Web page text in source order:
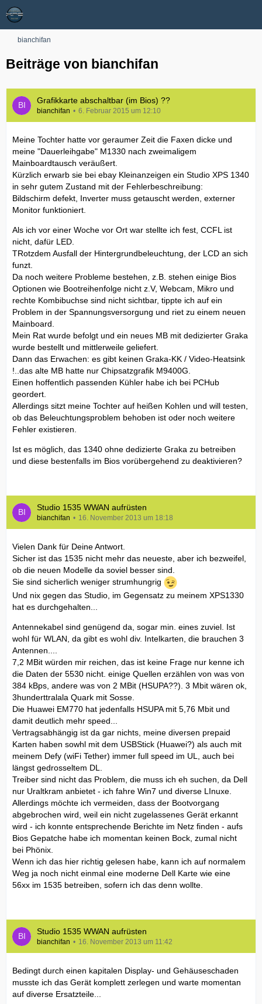
bianchifan
Beiträge von bianchifan
Grafikkarte abschaltbar (im Bios) ??
bianchifan 6. Februar 2015 um 12:10
Meine Tochter hatte vor geraumer Zeit die Faxen dicke und
meine "Dauerleihgabe" M1330 nach zweimaligem
Mainboardtausch veräußert.
Kürzlich erwarb sie bei ebay Kleinanzeigen ein Studio XPS 1340
in sehr gutem Zustand mit der Fehlerbeschreibung:
Bildschirm defekt, Inverter muss getauscht werden, externer
Monitor funktioniert.
Als ich vor einer Woche vor Ort war stellte ich fest, CCFL ist
nicht, dafür LED.
TRotzdem Ausfall der Hintergrundbeleuchtung, der LCD an sich
funzt.
Da noch weitere Probleme bestehen, z.B. stehen einige Bios
Optionen wie Bootreihenfolge nicht z.V, Webcam, Mikro und
rechte Kombibuchse sind nicht sichtbar, tippte ich auf ein
Problem in der Spannungsversorgung und riet zu einem neuen
Mainboard.
Mein Rat wurde befolgt und ein neues MB mit dedizierter Graka
wurde bestellt und mittlerweile geliefert.
Dann das Erwachen: es gibt keinen Graka-KK / Video-Heatsink
!..das alte MB hatte nur Chipsatzgrafik M9400G.
Einen hoffentlich passenden Kühler habe ich bei PCHub
geordert.
Allerdings sitzt meine Tochter auf heißen Kohlen und will testen,
ob das Beleuchtungsproblem behoben ist oder noch weitere
Fehler existieren.
Ist es möglich, das 1340 ohne dedizierte Graka zu betreiben
und diese bestenfalls im Bios vorübergehend zu deaktivieren?
Studio 1535 WWAN aufrüsten
bianchifan 16. November 2013 um 18:18
Vielen Dank für Deine Antwort.
Sicher ist das 1535 nicht mehr das neueste, aber ich bezweifel,
ob die neuen Modelle da soviel besser sind.
Sie sind sicherlich weniger strumhungrig
Und nix gegen das Studio, im Gegensatz zu meinem XPS1330
hat es durchgehalten...
Antennekabel sind genügend da, sogar min. eines zuviel. Ist
wohl für WLAN, da gibt es wohl div. Intelkarten, die brauchen 3
Antennen....
7,2 MBit würden mir reichen, das ist keine Frage nur kenne ich
die Daten der 5530 nicht. einige Quellen erzählen von was von
384 kBps, andere was von 2 MBit (HSUPA??). 3 Mbit wären ok,
3hunderttralala Quark mit Sosse.
Die Huawei EM770 hat jedenfalls HSUPA mit 5,76 Mbit und
damit deutlich mehr speed...
Vertragsabhängig ist da gar nichts, meine diversen prepaid
Karten haben sowhl mit dem USBStick (Huawei?) als auch mit
meinem Defy (wiFi Tether) immer full speed im UL, auch bei
längst gedrosseltem DL.
Treiber sind nicht das Problem, die muss ich eh suchen, da Dell
nur Uraltkram anbietet - ich fahre Win7 und diverse LInuxe.
Allerdings möchte ich vermeiden, dass der Bootvorgang
abgebrochen wird, weil ein nicht zugelassenes Gerät erkannt
wird - ich konnte entsprechende Berichte im Netz finden - aufs
Bios Gepatche habe ich momentan keinen Bock, zumal nicht
bei Phönix.
Wenn ich das hier richtig gelesen habe, kann ich auf normalem
Weg ja noch nicht einmal eine moderne Dell Karte wie eine
56xx im 1535 betreiben, sofern ich das denn wollte.
Studio 1535 WWAN aufrüsten
bianchifan 16. November 2013 um 11:42
Bedingt durch einen kapitalen Display- und Gehäuseschaden
musste ich das Gerät komplett zerlegen und warte momentan
auf diverse Ersatzteile...